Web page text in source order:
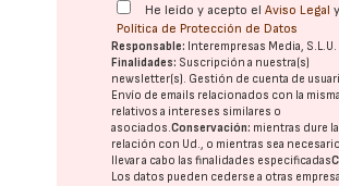
He leído y acepto elAviso Legal
Política de Protección de Datos
Responsable: Interempresas Media, S.L.U.
Finalidades: Suscripción a nuestra(s)
newsletter(s). Gestión de cuenta de
Envío de emails relacionados con la
relativos a intereses similares o
asociados.Conservación: mientras dure la
relación con Ud., o mientras sea
llevar a cabo las finalidades especificadas
Los datos pueden cederse a otras